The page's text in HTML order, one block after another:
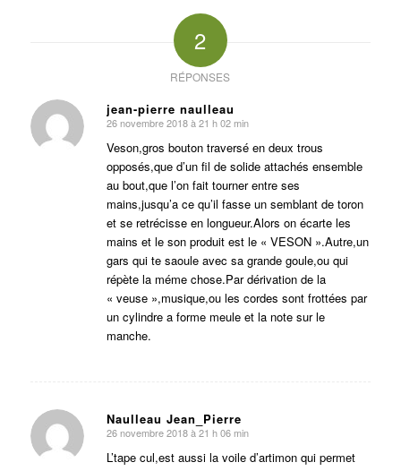
2
RÉPONSES
jean-pierre naulleau
dit
:
26 novembre 2018 à 21 h 02 min
Veson,gros bouton traversé en deux trous
opposés,que d’un fil de solide attachés ensemble
au bout,que l’on fait tourner entre ses
mains,jusqu’a ce qu’il fasse un semblant de toron
et se retrécisse en longueur.Alors on écarte les
mains et le son produit est le « VESON ».Autre,un
gars qui te saoule avec sa grande goule,ou qui
répète la méme chose.Par dérivation de la
« veuse »,musique,ou les cordes sont frottées par
un cylindre a forme meule et la note sur le
manche.
Naulleau Jean_Pierre
dit
:
26 novembre 2018 à 21 h 06 min
L’tape cul,est aussi la voile d’artimon qui permet